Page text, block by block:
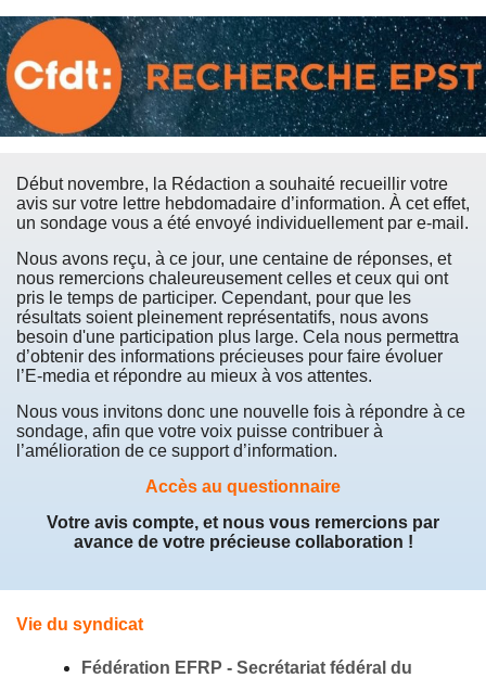
Début novembre, la Rédaction a souhaité recueillir votre
avis sur votre lettre hebdomadaire d’information. À cet effet,
un sondage vous a été envoyé individuellement par e-mail.
Nous avons reçu, à ce jour, une centaine de réponses, et
nous remercions chaleureusement celles et ceux qui ont
pris le temps de participer. Cependant, pour que les
résultats soient pleinement représentatifs, nous avons
besoin d'une participation plus large. Cela nous permettra
d’obtenir des informations précieuses pour faire évoluer
l’E-media et répondre au mieux à vos attentes.
Nous vous invitons donc une nouvelle fois à répondre à ce
sondage, afin que votre voix puisse contribuer à
l’amélioration de ce support d’information.
Accès au questionnaire
Votre avis compte, et nous vous remercions par
avance de votre précieuse collaboration !
Vie du syndicat
Fédération EFRP - Secrétariat fédéral du